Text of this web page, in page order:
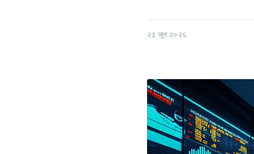
२३ जून २०२६